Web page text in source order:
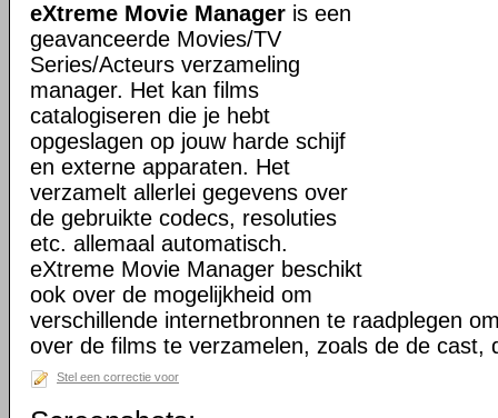
eXtreme Movie Manager is een
geavanceerde Movies/TV
Series/Acteurs verzameling
manager. Het kan films
catalogiseren die je hebt
opgeslagen op jouw harde schijf
en externe apparaten. Het
verzamelt allerlei gegevens over
de gebruikte codecs, resoluties
etc. allemaal automatisch.
eXtreme Movie Manager beschikt
ook over de mogelijkheid om
verschillende internetbronnen te raadplegen
over de films te verzamelen, zoals de de cast,
Stel een correctie voor